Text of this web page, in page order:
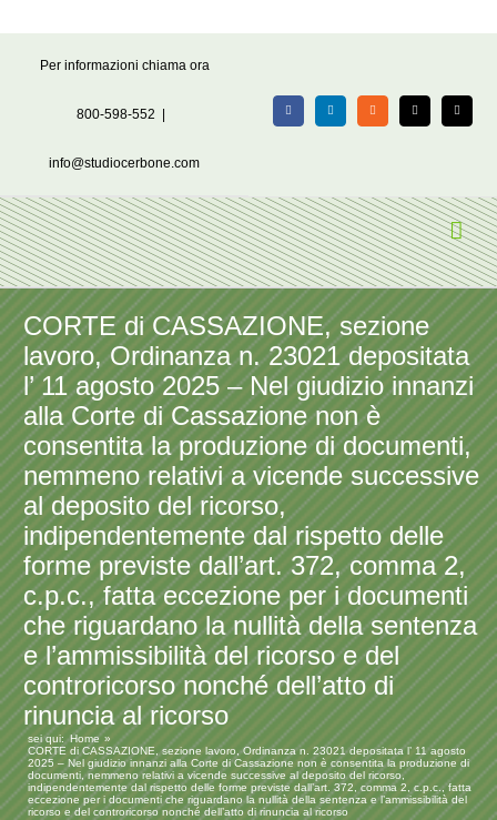
Per informazioni chiama ora
800-598-552
info@studiocerbone.com
FacebookLinkedIn Rss X Email
CORTE di CASSAZIONE, sezione
lavoro, Ordinanza n. 23021 depositata
l’ 11 agosto 2025 – Nel giudizio innanzi
alla Corte di Cassazione non è
consentita la produzione di documenti,
nemmeno relativi a vicende successive
al deposito del ricorso,
indipendentemente dal rispetto delle
forme previste dall’art. 372, comma 2,
c.p.c., fatta eccezione per i documenti
che riguardano la nullità della sentenza
e l’ammissibilità del ricorso e del
controricorso nonché dell’atto di
rinuncia al ricorso
sei qui:
Home
CORTE di CASSAZIONE, sezione lavoro, Ordinanza n. 23021 depositata l’ 11 agosto
2025 – Nel giudizio innanzi alla Corte di Cassazione non è consentita la produzione di
documenti, nemmeno relativi a vicende successive al deposito del ricorso,
indipendentemente dal rispetto delle forme previste dall’art. 372, comma 2, c.p.c., fatta
eccezione per i documenti che riguardano la nullità della sentenza e l’ammissibilità del
ricorso e del controricorso nonché dell’atto di rinuncia al ricorso